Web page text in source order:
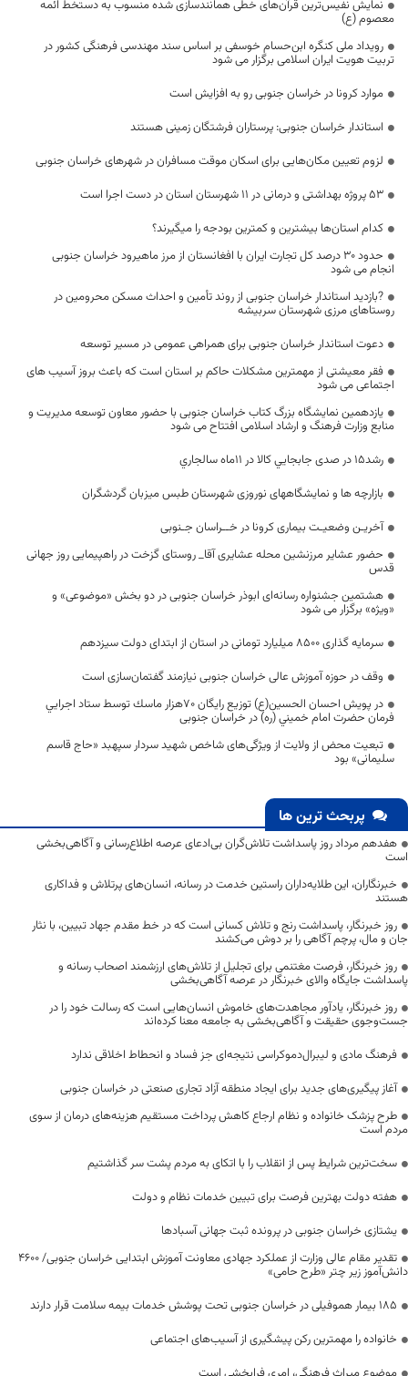
نمایش نفیس‌ترین قرآن‌های خطی همانندسازی شده منسوب به دستخط ائمه
معصوم (ع)
رویداد ملی کنگره ابن‌حسام خوسفی بر اساس سند مهندسی فرهنگی کشور در
تربیت هویت ایران اسلامی برگزار می شود
موارد کرونا در خراسان جنوبی رو به افزایش است
استاندار خراسان جنوبی: پرستاران فرشتگان زمینی هستند
لزوم تعیین مکان‌هایی برای اسکان موقت مسافران در شهرهای خراسان جنوبی
۵۳ پروژه بهداشتی و درمانی در ۱۱ شهرستان استان در دست اجرا است
کدام استان‌ها بیشترین و کمترین بودجه را میگیرند؟
حدود ۳۰ درصد کل تجارت ایران با افغانستان از مرز ماهیرود خراسان جنوبی
انجام می شود
?بازدید استاندار خراسان جنوبی از روند تأمین و احداث مسکن محرومین در
روستاهای مرزی شهرستان سربیشه
دعوت استاندار خراسان جنوبی برای همراهی عمومی در مسیر توسعه‌
فقر معیشتی از مهمترین مشکلات حاکم بر استان است که باعث بروز آسیب های
اجتماعی می شود
یازدهمین نمایشگاه بزرگ کتاب خراسان جنوبی با حضور معاون توسعه مدیریت و
منابع وزارت فرهنگ و ارشاد اسلامی افتتاح می شود
رشد15 در صدی جابجايي كالا در 11ماه سالجاري
بازارچه ها و نمایشگاههای نوروزی شهرستان طبس میزبان گردشگران
آخریـن وضعیـت بیماری کرونا در خــراسان جـنوبی
حضور عشایر مرزنشین محله عشایری آقا_ روستای گزخت در راهپیمایی روز جهانی
قدس
هشتمین جشنواره رسانه‌ای ابوذر خراسان جنوبی در دو بخش «موضوعی» و
«ویژه» برگزار می شود
سرمایه گذاری ۸۵۰۰ میلیارد تومانی در استان از ابتدای دولت سیزدهم
وقف در حوزه آموزش عالی خراسان جنوبی نیازمند گفتمان‌سازی است
در پويش احسان الحسين(ع) توزيع رایگان 70هزار ماسك توسط ستاد اجرايي
فرمان حضرت امام خميني (ره) در خراسان جنوبی
تبعیت محض از ولایت از ویژگی‌های شاخص شهید سردار سپهبد «حاج قاسم
سلیمانی» بود
پربحث ترین ها
هفدهم مرداد روز پاسداشت تلاش‌گران بی‌ادعای عرصه اطلاع‌رسانی و آگاهی‌بخشی
است
خبرنگاران، این طلایه‌داران راستین خدمت در رسانه، انسان‌های پرتلاش و فداکاری
هستند
روز خبرنگار، پاسداشت رنج و تلاش کسانی است که در خط مقدم جهاد تبیین، با نثار
جان و مال، پرچم آگاهی را بر دوش می‌کشند
روز خبرنگار، فرصت مغتنمی برای تجلیل از تلاش‌های ارزشمند اصحاب رسانه و
پاسداشت جایگاه والای خبرنگار در عرصه آگاهی‌بخشی
روز خبرنگار، یادآور مجاهدت‌های خاموش انسان‌هایی است که رسالت خود را در
جست‌وجوی حقیقت و آگاهی‌بخشی به جامعه معنا کرده‌اند
فرهنگ مادی و لیبرال‌دموکراسی نتیجه‌ای جز فساد و انحطاط اخلاقی ندارد
آغاز پیگیری‌های جدید برای ایجاد منطقه آزاد تجاری صنعتی در خراسان جنوبی
طرح پزشک خانواده و نظام ارجاع کاهش پرداخت مستقیم هزینه‌های درمان از سوی
مردم است
سخت‌ترین شرایط پس از انقلاب را با اتکای به مردم پشت سر گذاشتیم
هفته دولت بهترین فرصت برای تبیین خدمات نظام و دولت
یشتازی خراسان جنوبی در پرونده ثبت جهانی آسبادها
تقدیر مقام عالی وزارت از عملکرد جهادی معاونت آموزش ابتدایی خراسان جنوبی/ ۴۶۰۰
دانش‌آموز زیر چتر «طرح حامی»
۱۸۵ بیمار هموفیلی در خراسان جنوبی تحت پوشش خدمات بیمه سلامت قرار دارند
خانواده را مهمترین رکن پیشگیری از آسیب‌های اجتماعی